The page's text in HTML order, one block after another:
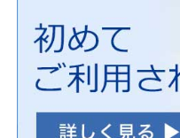
家具
一部の衣類